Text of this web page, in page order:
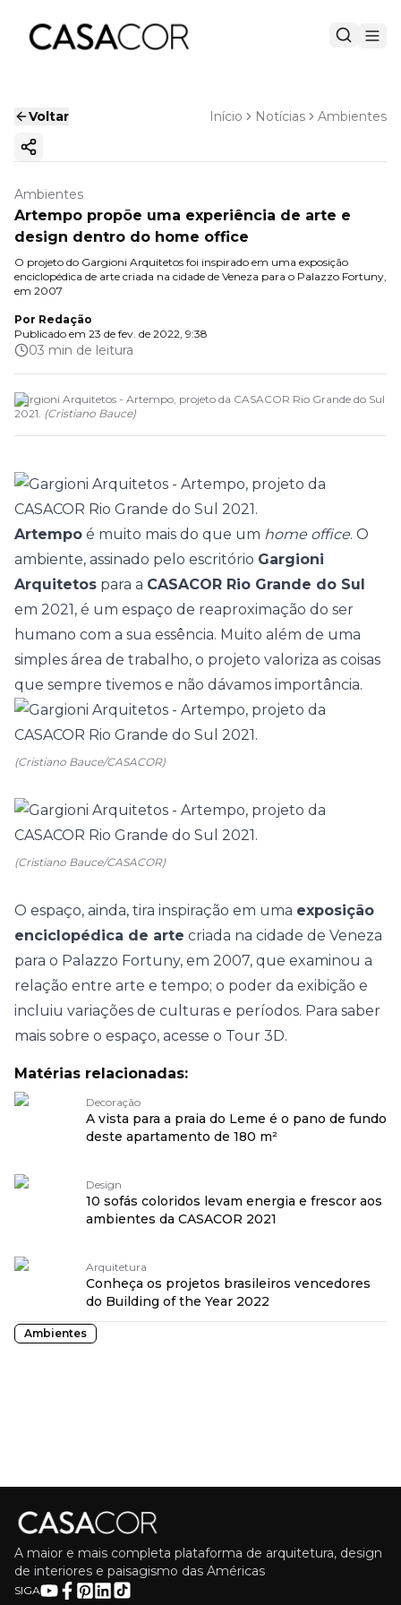
Voltar Início Notícias Ambientes
Copiar link
Ambientes
Artempo propõe uma experiência de arte e
design dentro do home office
O projeto do Gargioni Arquitetos foi inspirado em uma exposição
enciclopédica de arte criada na cidade de Veneza para o Palazzo Fortuny,
em 2007
Por Redação
Publicado em 23 de fev. de 2022, 9:38
03 min de leitura
Gargioni Arquitetos - Artempo, projeto da CASACOR Rio Grande do Sul
2021. (Cristiano Bauce)
Artempo é muito mais do que um home office. O
ambiente, assinado pelo escritório Gargioni
Arquitetos para a CASACOR Rio Grande do Sul
em 2021, é um espaço de reaproximação do ser
humano com a sua essência. Muito além de uma
simples área de trabalho, o projeto valoriza as coisas
que sempre tivemos e não dávamos importância.
(Cristiano Bauce/CASACOR)
(Cristiano Bauce/CASACOR)
O espaço, ainda, tira inspiração em uma exposição
enciclopédica de arte criada na cidade de Veneza
para o Palazzo Fortuny, em 2007, que examinou a
relação entre arte e tempo; o poder da exibição e
incluiu variações de culturas e períodos. Para saber
mais sobre o espaço, acesse o Tour 3D.
Matérias relacionadas:
Decoração
A vista para a praia do Leme é o pano de fundo
deste apartamento de 180 m²
Design
10 sofás coloridos levam energia e frescor aos
ambientes da CASACOR 2021
Arquitetura
Conheça os projetos brasileiros vencedores
do Building of the Year 2022
Ambientes
A maior e mais completa plataforma de arquitetura, design
de interiores e paisagismo das Américas
SIGA